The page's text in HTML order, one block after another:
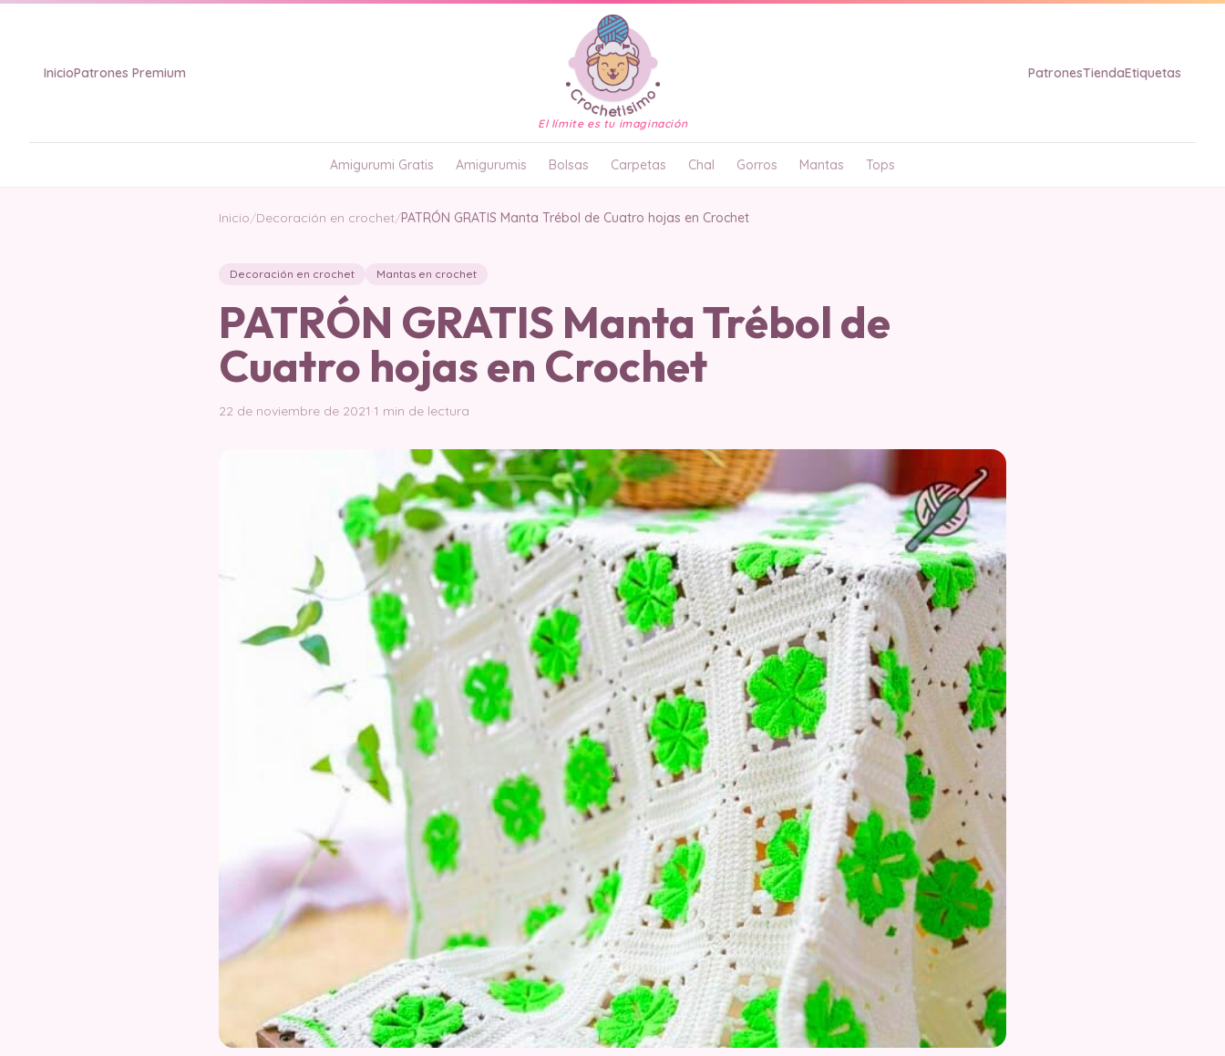
InicioPatrones Premium
El límite es tu imaginación
PatronesTiendaEtiquetas
Amigurumi Gratis Amigurumis Bolsas Carpetas Chal Gorros Mantas Tops
Inicio/Decoración en crochet/PATRÓN GRATIS Manta Trébol de Cuatro hojas en Crochet
Decoración en crochet Mantas en crochet
PATRÓN GRATIS Manta Trébol de
Cuatro hojas en Crochet
22 de noviembre de 2021·1 min de lectura